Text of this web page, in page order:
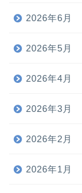
2026年6月
2026年5月
2026年4月
2026年3月
2026年2月
2026年1月